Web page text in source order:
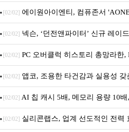
출시
[02/02] 에이원아이엔티, 컴퓨존서
음.ZIP' 이벤트 진행
[02/02] 넥슨, ‘던전앤파이터’ 신규 레이
데이트!
[02/02] PC 오버클럭 히스토리 총망라한,
특집(1-4편)
[02/02] 앱코, 조용한 타건감과 실용성
우스 세트 'KM580' 출시
[02/02] AI 칩 캐시 5배, 메모리 용량 10
표
[02/02] 실리콘랩스, 업계 선도적인 전력